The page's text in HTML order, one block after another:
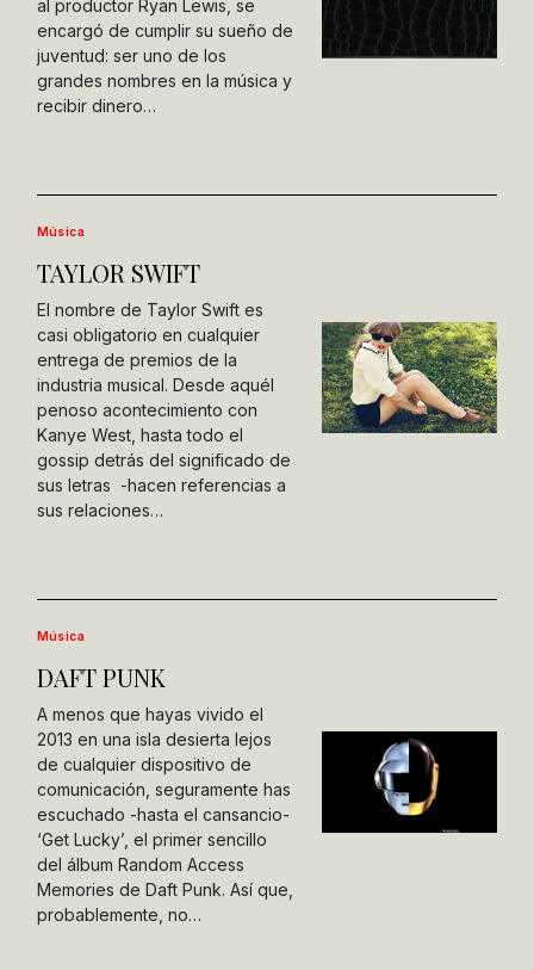
al productor Ryan Lewis, se
encargó de cumplir su sueño de
juventud: ser uno de los
grandes nombres en la música y
recibir dinero…
Música
TAYLOR SWIFT
El nombre de Taylor Swift es
casi obligatorio en cualquier
entrega de premios de la
industria musical. Desde aquél
penoso acontecimiento con
Kanye West, hasta todo el
gossip detrás del significado de
sus letras -hacen referencias a
sus relaciones…
Música
DAFT PUNK
A menos que hayas vivido el
2013 en una isla desierta lejos
de cualquier dispositivo de
comunicación, seguramente has
escuchado -hasta el cansancio-
‘Get Lucky’, el primer sencillo
del álbum Random Access
Memories de Daft Punk. Así que,
probablemente, no…